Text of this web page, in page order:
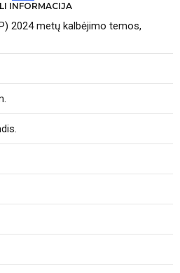
INFORMACIJA
2024 metų kalbėjimo temos,